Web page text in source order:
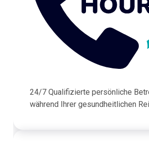
24/7 Qualifizierte persönliche
während Ihrer gesundheitlichen